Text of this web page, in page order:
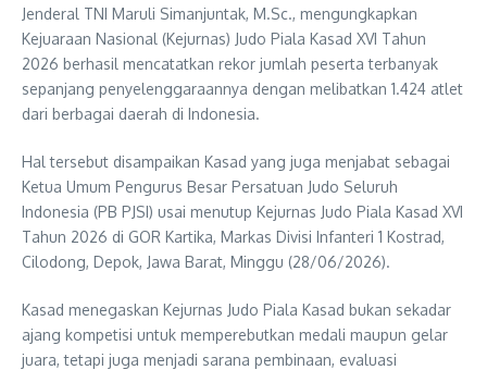
Jenderal TNI Maruli Simanjuntak, M.Sc., mengungkapkan
Kejuaraan Nasional (Kejurnas) Judo Piala Kasad XVI Tahun
2026 berhasil mencatatkan rekor jumlah peserta terbanyak
sepanjang penyelenggaraannya dengan melibatkan 1.424 atlet
dari berbagai daerah di Indonesia.
Hal tersebut disampaikan Kasad yang juga menjabat sebagai
Ketua Umum Pengurus Besar Persatuan Judo Seluruh
Indonesia (PB PJSI) usai menutup Kejurnas Judo Piala Kasad XVI
Tahun 2026 di GOR Kartika, Markas Divisi Infanteri 1 Kostrad,
Cilodong, Depok, Jawa Barat, Minggu (28/06/2026).
Kasad menegaskan Kejurnas Judo Piala Kasad bukan sekadar
ajang kompetisi untuk memperebutkan medali maupun gelar
juara, tetapi juga menjadi sarana pembinaan, evaluasi